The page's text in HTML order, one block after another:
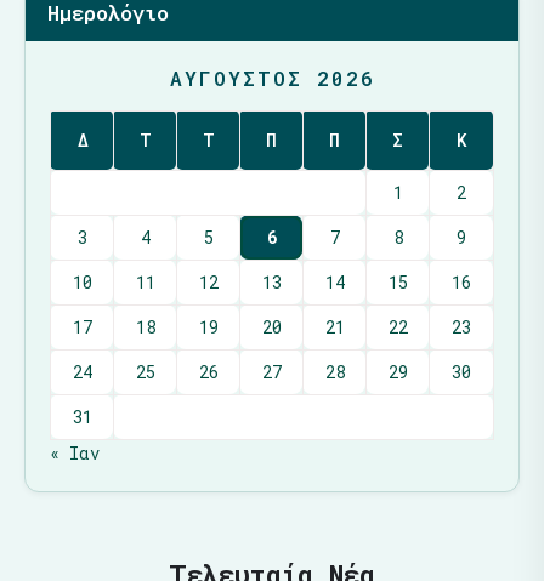
Ημερολόγιο
ΑΎΓΟΥΣΤΟΣ 2026
Δ Τ Τ Π Π Σ Κ
1
2
3
4 5 6 7 8
9
10
11 12 13 14 15
16
17
18 19 20 21 22
23
24
25 26 27 28 29
30
31
« Ιαν